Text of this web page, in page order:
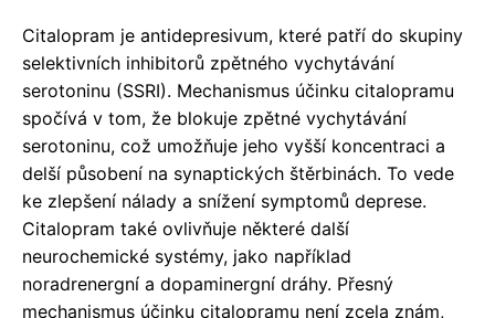
Citalopram je antidepresivum, které patří do skupiny
selektivních inhibitorů zpětného vychytávání
serotoninu (SSRI). Mechanismus účinku citalopramu
spočívá v tom, že blokuje zpětné vychytávání
serotoninu, což umožňuje jeho vyšší koncentraci a
delší působení na synaptických štěrbinách. To vede
ke zlepšení nálady a snížení symptomů deprese.
Citalopram také ovlivňuje některé další
neurochemické systémy, jako například
noradrenergní a dopaminergní dráhy. Přesný
mechanismus účinku citalopramu není zcela znám,